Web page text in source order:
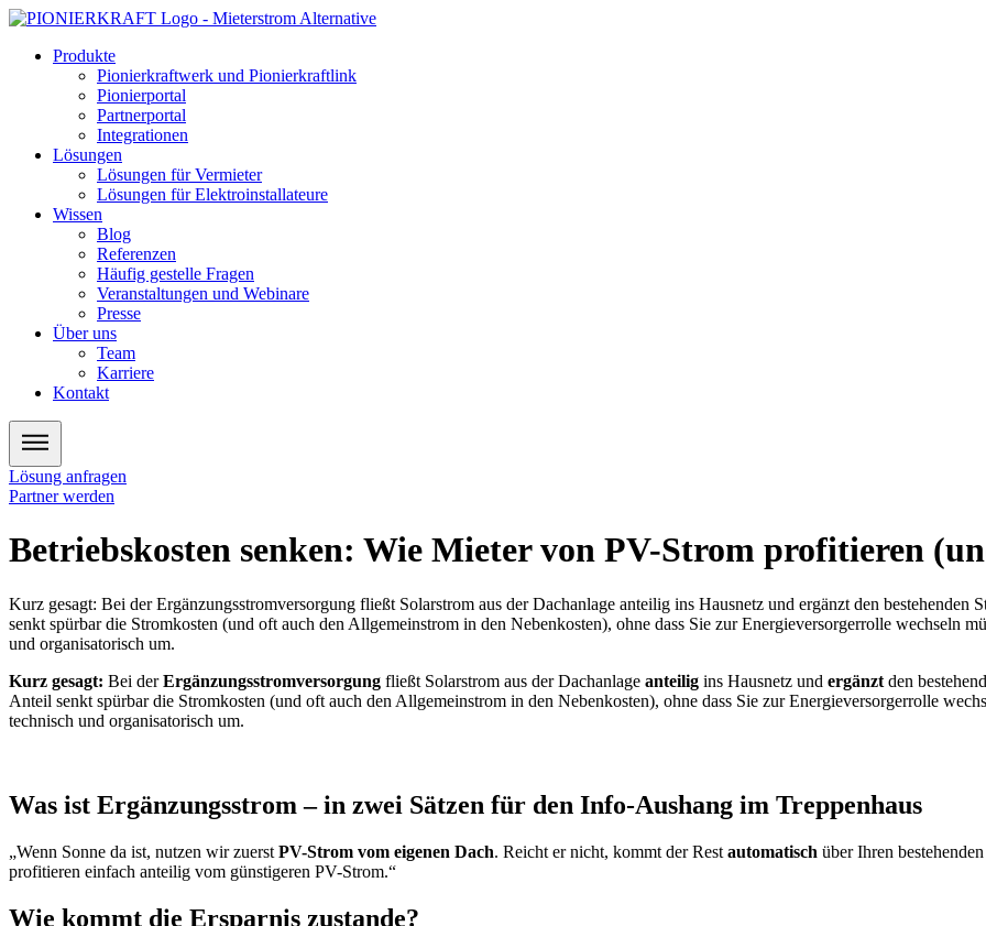
Zum
wechselnProdukte
Pionierkraftwerk und Pionierkraftlink
Pionierportal
Partnerportal
Integrationen
Lösungen
Lösungen für Vermieter
Lösungen für Elektroinstallateure
Wissen
Blog
Referenzen
Häufig gestelle Fragen
Veranstaltungen und Webinare
Presse
Über uns
Team
Karriere
Kontakt
Lösung anfragen
Partner werden
Betriebskosten senken: Wie Mieter von PV-Strom profitieren
Kurz gesagt: Bei der Ergänzungsstromversorgung fließt Solarstrom aus der Dachanlage anteilig ins Hausnetz und ergänzt den
senkt spürbar die Stromkosten (und oft auch den Allgemeinstrom in den Nebenkosten), ohne dass Sie zur Energieversorgerrolle wechseln
und organisatorisch um.
Kurz gesagt: Bei derErgänzungsstromversorgung fließt Solarstrom aus der Dachanlage anteilig ins Hausnetz und ergänzt den
Anteil senkt spürbar die Stromkosten (und oft auch den Allgemeinstrom in den Nebenkosten), ohne dass Sie zur Energieversorgerrolle
technisch und organisatorisch um.
Was ist Ergänzungsstrom – in zwei Sätzen für den Info-Aushang im Treppenhaus
„Wenn Sonne da ist, nutzen wir zuerst PV-Strom vom eigenen Dach. Reicht er nicht, kommt der Rest automatisch über Ihren
profitieren einfach anteilig vom günstigeren PV-Strom.“
Wie kommt die Ersparnis zustande?